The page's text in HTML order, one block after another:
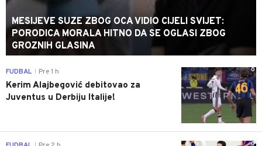
MESIJEVE SUZE ZBOG OCA VIDIO CIJELI SVIJET:
PORODICA MORALA HITNO DA SE OGLASI ZBOG
GROZNIH GLASINA
0
FUDBAL Pre 1 h
Kerim Alajbegović debitovao za
Juventus u Derbiju Italije!
0